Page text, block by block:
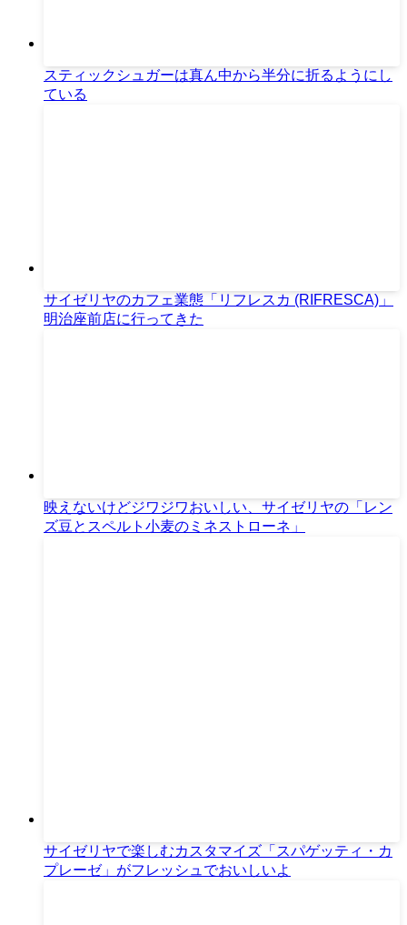
スティックシュガーは真ん中から半分に折るようにし
ている
サイゼリヤのカフェ業態「リフレスカ (RIFRESCA)」
明治座前店に行ってきた
映えないけどジワジワおいしい、サイゼリヤの「レン
ズ豆とスペルト小麦のミネストローネ」
サイゼリヤで楽しむカスタマイズ「スパゲッティ・カ
プレーゼ」がフレッシュでおいしいよ